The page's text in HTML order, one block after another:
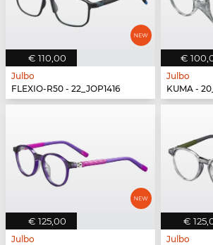
€ 110,00
Julbo
FLEXIO-R50 - 22_JOP1416
€
Julbo
KUMA -
€ 125,00
Julbo
€
Julbo